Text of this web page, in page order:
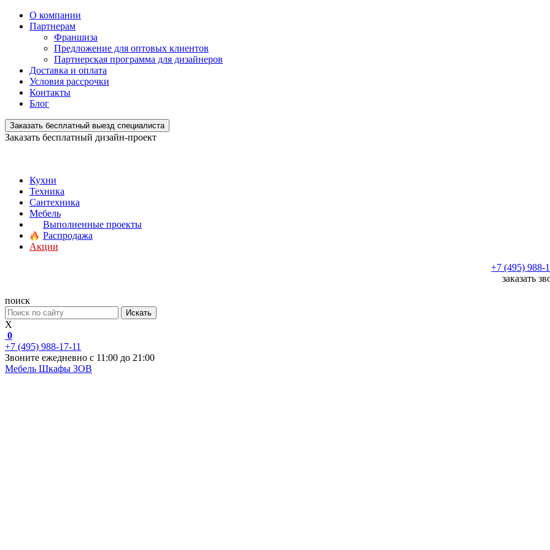
О компании
Партнерам
Франшиза
Предложение для оптовых клиентов
Партнерская программа для дизайнеров
Доставка и оплата
Условия рассрочки
Контакты
Блог
Заказать бесплатный выезд специалиста
Заказать бесплатный дизайн-проект
Кухни
Техника
Сантехника
Мебель
Выполненные проекты
Распродажа
Акции
+7 (495) 988-
заказать
поиск
Искать
X
0
+7 (495) 988-17-11
Звоните ежедневно с 11:00 до 21:00
Мебель Шкафы ЗОВ